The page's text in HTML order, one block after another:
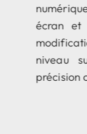
écran et
niveau
précision